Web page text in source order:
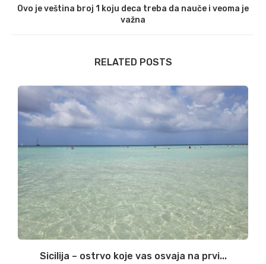
Ovo je veština broj 1 koju deca treba da nauče i veoma je
važna
RELATED POSTS
Sicilija – ostrvo koje vas osvaja na prvi...